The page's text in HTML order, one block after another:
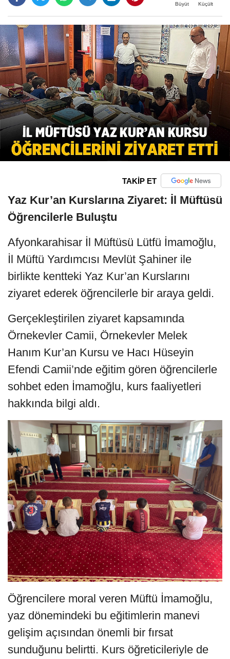
Büyüt Küçült
TAKİP ET
Yaz Kur’an Kurslarına Ziyaret: İl Müftüsü
Öğrencilerle Buluştu
Afyonkarahisar İl Müftüsü Lütfü İmamoğlu,
İl Müftü Yardımcısı Mevlüt Şahiner ile
birlikte kentteki Yaz Kur’an Kurslarını
ziyaret ederek öğrencilerle bir araya geldi.
Gerçekleştirilen ziyaret kapsamında
Örnekevler Camii, Örnekevler Melek
Hanım Kur’an Kursu ve Hacı Hüseyin
Efendi Camii’nde eğitim gören öğrencilerle
sohbet eden İmamoğlu, kurs faaliyetleri
hakkında bilgi aldı.
Öğrencilere moral veren Müftü İmamoğlu,
yaz dönemindeki bu eğitimlerin manevi
gelişim açısından önemli bir fırsat
sunduğunu belirtti. Kurs öğreticileriyle de